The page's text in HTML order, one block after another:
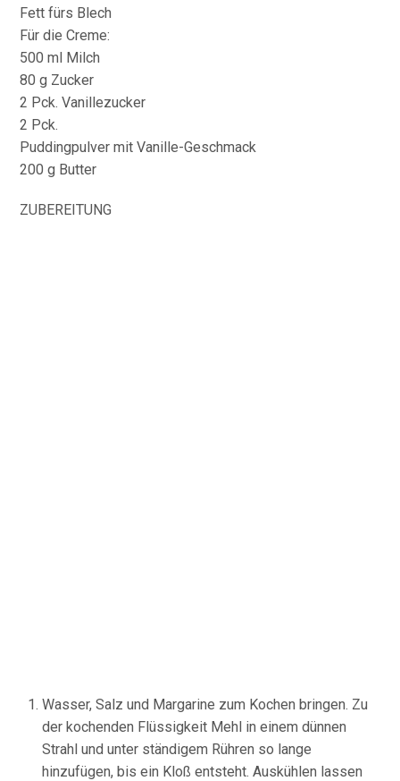
Fett fürs Blech
Für die Creme:
500 ml Milch
80 g Zucker
2 Pck. Vanillezucker
2 Pck.
Puddingpulver mit Vanille-Geschmack
200 g Butter
ZUBEREITUNG
Wasser, Salz und Margarine zum Kochen bringen. Zu
der kochenden Flüssigkeit Mehl in einem dünnen
Strahl und unter ständigem Rühren so lange
hinzufügen, bis ein Kloß entsteht. Auskühlen lassen